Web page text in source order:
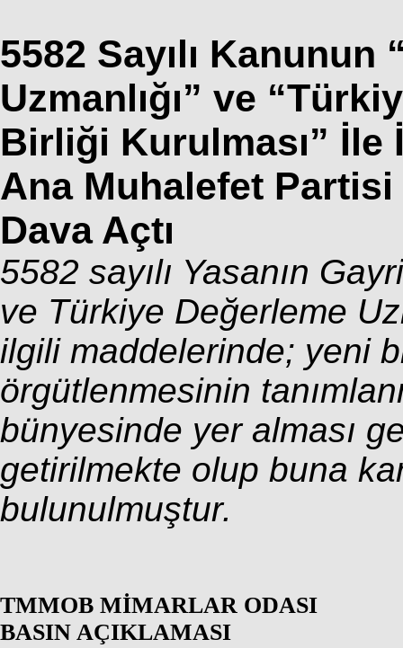
5582 Sayılı
Uzmanlığı” ve
Birliği Kurulması” İle
Ana Muhalefet
Dava Açtı
5582 sayılı Yasanın
ve Türkiye Değerleme
ilgili maddelerinde; yeni
örgütlenmesinin
bünyesinde yer alması
getirilmekte olup buna
bulunulmuştur.
TMMOB MİMARLAR ODASI
BASIN AÇIKLAMASI